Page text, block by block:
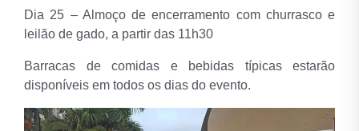
Dia 25 – Almoço de encerramento com churrasco e
leilão de gado, a partir das 11h30
Barracas de comidas e bebidas típicas estarão
disponíveis em todos os dias do evento.